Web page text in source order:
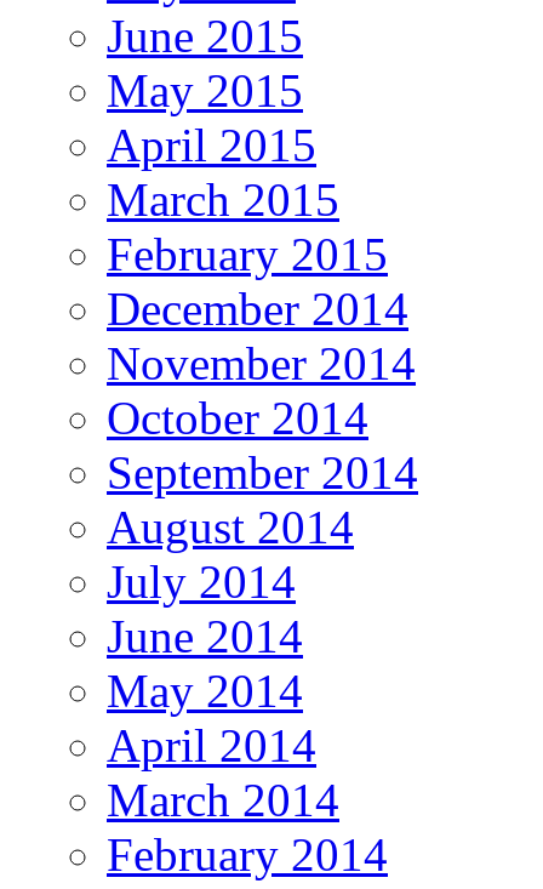
June 2015
May 2015
April 2015
March 2015
February 2015
December 2014
November 2014
October 2014
September 2014
August 2014
July 2014
June 2014
May 2014
April 2014
March 2014
February 2014